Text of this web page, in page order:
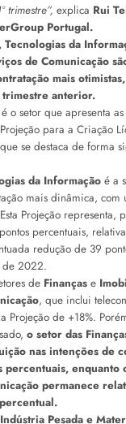
trimestre”, explica Rui
Portugal.
da
de Comunicação
mais
anterior.
é o setor que apresenta
para a Criação
se destaca de forma
da Informação é a
mais dinâmica, com
Projeção representa,
percentuais,
redução de 39
de 2022.
de Finanças e
, que inclui
Projeção de +18%.
o setor das
nas intenções de
percentuais, enquanto
permanece
Indústria Pesada e